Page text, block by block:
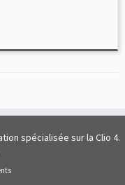
spécialisée sur la Clio 4.